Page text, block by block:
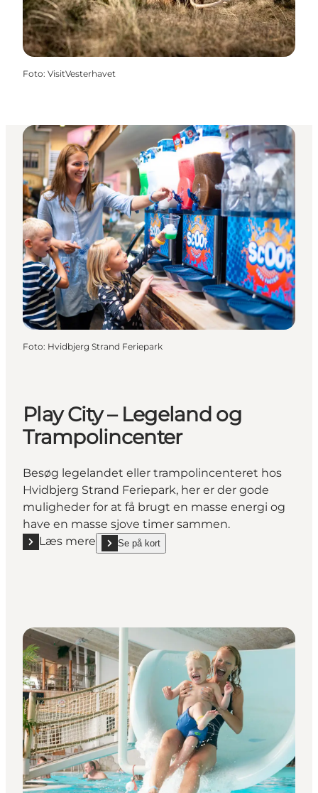
Foto: VisitVesterhavet
Foto: Hvidbjerg Strand Feriepark
Play City – Legeland og
Trampolincenter
Besøg legelandet eller trampolincenteret hos
Hvidbjerg Strand Feriepark, her er der gode
muligheder for at få brugt en masse energi og
have en masse sjove timer sammen.
Læs mere
Læs mere "Play City – Legeland og Trampolincenter"
Se på kort
show Play City – Legeland og Trampolincenter